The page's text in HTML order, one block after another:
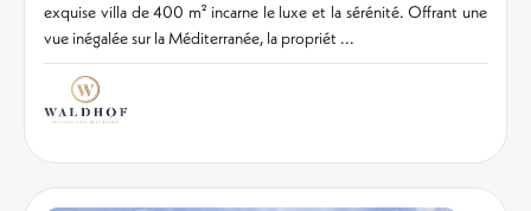
exquise villa de 400 m² incarne le luxe et la sérénité. Offrant une
vue inégalée sur la Méditerranée, la propriét ...